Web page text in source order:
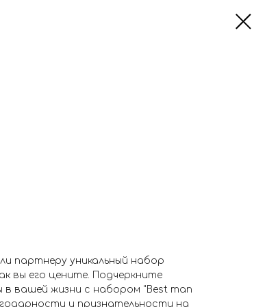
партнеру уникальный набор
вы его цените. Подчеркните
вашей жизни с набором "Best man
и признательности на